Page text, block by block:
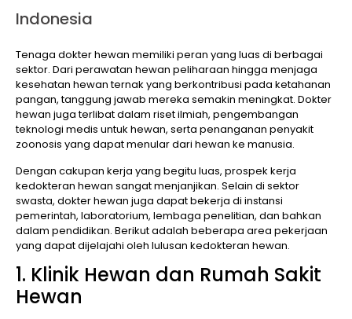
Indonesia
Tenaga dokter hewan memiliki peran yang luas di berbagai
sektor. Dari perawatan hewan peliharaan hingga menjaga
kesehatan hewan ternak yang berkontribusi pada ketahanan
pangan, tanggung jawab mereka semakin meningkat. Dokter
hewan juga terlibat dalam riset ilmiah, pengembangan
teknologi medis untuk hewan, serta penanganan penyakit
zoonosis yang dapat menular dari hewan ke manusia.
Dengan cakupan kerja yang begitu luas, prospek kerja
kedokteran hewan sangat menjanjikan. Selain di sektor
swasta, dokter hewan juga dapat bekerja di instansi
pemerintah, laboratorium, lembaga penelitian, dan bahkan
dalam pendidikan. Berikut adalah beberapa area pekerjaan
yang dapat dijelajahi oleh lulusan kedokteran hewan.
1. Klinik Hewan dan Rumah Sakit
Hewan